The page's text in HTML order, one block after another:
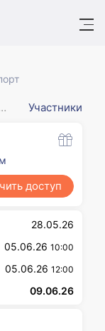
Участники
доступ
28.05.26
05.06.26 10:00
05.06.26 12:00
09.06.26